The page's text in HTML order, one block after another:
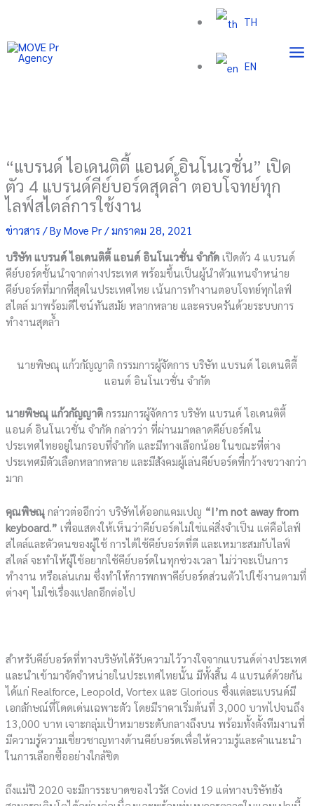
content
TH
EN
“แบรนด์ ไอเดนติตี้ แอนด์ อินโนเวชั่น” เปิด
ตัว 4 แบรนด์คีย์บอร์ดสุดล้ำ ตอบโจทย์ทุก
ไลฟ์สไตล์การใช้งาน
ข่าวสาร/ ByMove Pr/มกราคม 28, 2021
บริษัท แบรนด์ ไอเดนติตี้ แอนด์ อินโนเวชั่น จำกัดเปิดตัว 4 แบรนด์
คีย์บอร์ดชั้นนำจากต่างประเทศ พร้อมขึ้นเป็นผู้นำตัวแทนจำหน่าย
คีย์บอร์ดที่มากที่สุดในประเทศไทย เน้นการทำงานตอบโจทย์ทุกไลฟ์
สไตล์ มาพร้อมดีไซน์ทันสมัย หลากหลาย และครบครันด้วยระบบการ
ทำงานสุดล้ำ
นายพิษณุ แก้วกัญญาติ กรรมการผู้จัดการ บริษัท แบรนด์ ไอเดนติตี้
แอนด์ อินโนเวชั่น จำกัด
นายพิษณุ แก้วกัญญาติกรรมการผู้จัดการ บริษัท แบรนด์ ไอเดนติตี้
แอนด์ อินโนเวชั่น จำกัด กล่าวว่า ที่ผ่านมาตลาดคีย์บอร์ดใน
ประเทศไทยอยู่ในกรอบที่จำกัด และมีทางเลือกน้อย ในขณะที่ต่าง
ประเทศมีตัวเลือกหลากหลาย และมีสังคมผู้เล่นคีย์บอร์ดที่กว้างขวางกว่า
มาก
คุณพิษณุกล่าวต่ออีกว่า บริษัทได้ออกแคมเปญ “I’m not away from
keyboard.” เพื่อแสดงให้เห็นว่าคีย์บอร์ดไม่ใช่แค่สิ่งจำเป็น แต่คือไลฟ์
สไตล์และตัวตนของผู้ใช้ การได้ใช้คีย์บอร์ดที่ดี และเหมาะสมกับไลฟ์
สไตล์ จะทำให้ผู้ใช้อยากใช้คีย์บอร์ดในทุกช่วงเวลา ไม่ว่าจะเป็นการ
ทำงาน หรือเล่นเกม ซึ่งทำให้การพกพาคีย์บอร์ดส่วนตัวไปใช้งานตามที่
ต่างๆ ไม่ใช่เรื่องแปลกอีกต่อไป
สำหรับคีย์บอร์ดที่ทางบริษัทได้รับความไว้วางใจจากแบรนด์ต่างประเทศ
และนำเข้ามาจัดจำหน่ายในประเทศไทยนั้น มีทั้งสิ้น 4 แบรนด์ด้วยกัน
ได้แก่ Realforce, Leopold, Vortex และ Glorious ซึ่งแต่ละแบรนด์มี
เอกลักษณ์ที่โดดเด่นเฉพาะตัว โดยมีราคาเริ่มต้นที่ 3,000 บาทไปจนถึง
13,000 บาท เจาะกลุ่มเป้าหมายระดับกลางถึงบน พร้อมทั้งตั้งทีมงานที่
มีความรู้ความเชี่ยวชาญทางด้านคีย์บอร์ดเพื่อให้ความรู้และคำแนะนำ
ในการเลือกซื้ออย่างใกล้ชิด
ถึงแม้ปี 2020 จะมีการระบาดของไวรัส Covid 19 แต่ทางบริษัทยัง